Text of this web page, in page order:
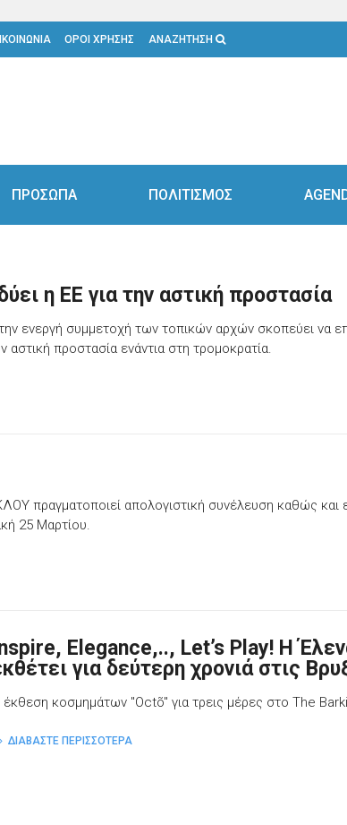
ΟΡΟΙ ΧΡΗΣΗΣ ΑΝΑΖΗΤΗΣΗ
ΠΡΟΣΩΠΑ ΠΟΛΙΤΙΣΜΟΣ
η ΕΕ για την αστική προστασία
ενεργή συμμετοχή των τοπικών αρχών σκοπεύει να
προστασία ενάντια στη τρομοκρατία.
πραγματοποιεί απολογιστική συνέλευση καθώς και
25 Μαρτίου.
Elegance,.., Let’s Play! Η
για δεύτερη χρονιά στις
έκθεση κοσμημάτων "Octõ" για τρεις μέρες στο The
ΔΙΑΒΑΣΤΕ ΠΕΡΙΣΣΟΤΕΡΑ